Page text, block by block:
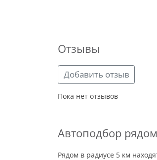
Отзывы
Добавить отзыв
Пока нет отзывов
Автоподбор рядом
Рядом в радиусе 5 км